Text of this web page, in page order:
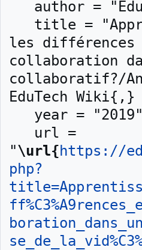
les
collaboration
collaboratif?/
EduTech
"\url{https://
php?